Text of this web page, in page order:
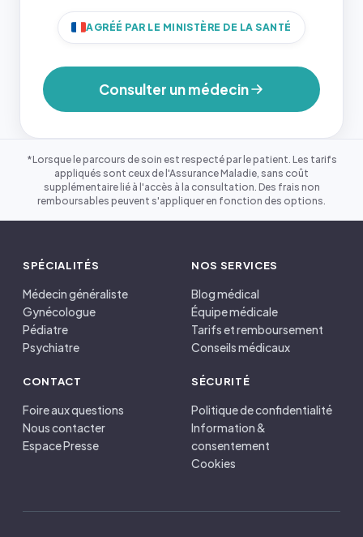
AGRÉÉ PAR LE MINISTÈRE DE LA SANTÉ
Consulter un médecin
*Lorsque le parcours de soin est respecté par le patient. Les tarifs
appliqués sont ceux de l'Assurance Maladie, sans coût
supplémentaire lié à l'accès à la consultation. Des frais non
remboursables peuvent s'appliquer en fonction des options.
SPÉCIALITÉS
Médecin généraliste
Gynécologue
Pédiatre
Psychiatre
NOS SERVICES
Blog médical
Équipe médicale
Tarifs et remboursement
Conseils médicaux
CONTACT
Foire aux questions
Nous contacter
Espace Presse
SÉCURITÉ
Politique de confidentialité
Information &
consentement
Cookies